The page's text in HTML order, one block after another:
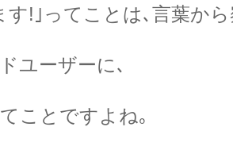
す!｣ってことは､言葉か
ユーザーに､
ことですよね｡